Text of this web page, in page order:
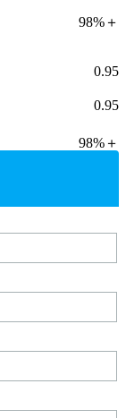
98%＋
0.95
0.95
98%＋